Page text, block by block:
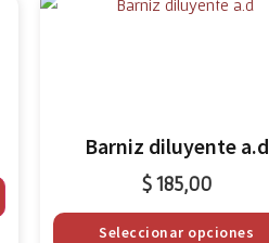
Barniz diluyente a.d
$185,00
Seleccionar opciones